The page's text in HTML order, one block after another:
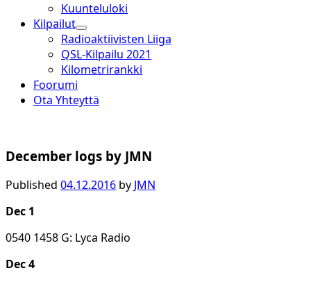
Kuunteluloki
Kilpailut
open
dropdown
menu
Radioaktiivisten Liiga
QSL-Kilpailu 2021
Kilometrirankki
Foorumi
Ota Yhteyttä
December logs by JMN
Published 04.12.2016 by JMN
Dec 1
0540 1458 G: Lyca Radio
Dec 4